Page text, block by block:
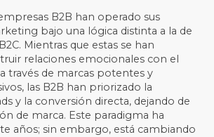
B2B han operado sus
bajo una lógica distinta a la de
Mientras que estas se han
relaciones emocionales con el
través de marcas potentes y
las B2B han priorizado la
y la conversión directa, dejando de
de marca. Este paradigma ha
años; sin embargo, está cambiando